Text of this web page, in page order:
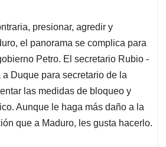
presionar, agredir y
el panorama se complica para
Petro. El secretario Rubio -
Duque para secretario de la
las medidas de bloqueo y
Aunque le haga más daño a la
que a Maduro, les gusta hacerlo.